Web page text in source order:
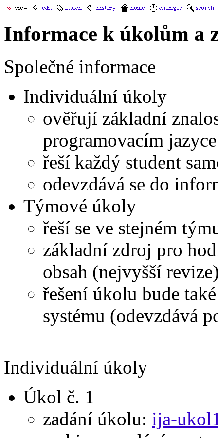
Informace k úkolům a
Společné informace
Individuální úkoly
ověřují základní
programovacím
řeší každý student
odevzdává se do
Týmové úkoly
řeší se ve stejném
základní zdroj pro
obsah (nejvyšší
řešení úkolu bude
systému (odevzdává
Individuální úkoly
Úkol č. 1
zadání úkolu: ija-